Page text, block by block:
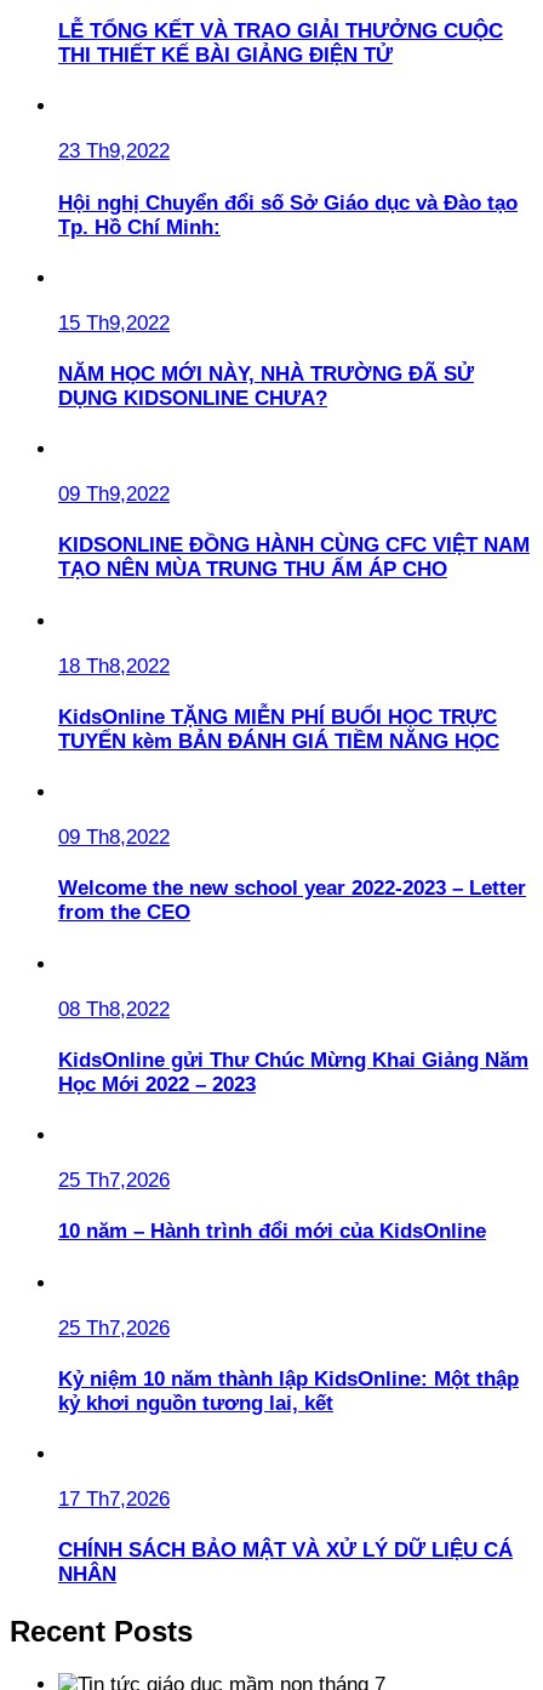
LỄ TỔNG KẾT VÀ TRAO GIẢI THƯỞNG CUỘC
THI THIẾT KẾ BÀI GIẢNG ĐIỆN TỬ
23 Th9,2022
Hội nghị Chuyển đổi số Sở Giáo dục và Đào tạo
Tp. Hồ Chí Minh:
15 Th9,2022
NĂM HỌC MỚI NÀY, NHÀ TRƯỜNG ĐÃ SỬ
DỤNG KIDSONLINE CHƯA?
09 Th9,2022
KIDSONLINE ĐỒNG HÀNH CÙNG CFC VIỆT NAM
TẠO NÊN MÙA TRUNG THU ẤM ÁP CHO
18 Th8,2022
KidsOnline TẶNG MIỄN PHÍ BUỔI HỌC TRỰC
TUYẾN kèm BẢN ĐÁNH GIÁ TIỀM NĂNG HỌC
09 Th8,2022
Welcome the new school year 2022-2023 – Letter
from the CEO
08 Th8,2022
KidsOnline gửi Thư Chúc Mừng Khai Giảng Năm
Học Mới 2022 – 2023
25 Th7,2026
10 năm – Hành trình đổi mới của KidsOnline
25 Th7,2026
Kỷ niệm 10 năm thành lập KidsOnline: Một thập
kỷ khơi nguồn tương lai, kết
17 Th7,2026
CHÍNH SÁCH BẢO MẬT VÀ XỬ LÝ DỮ LIỆU CÁ
NHÂN
Recent Posts